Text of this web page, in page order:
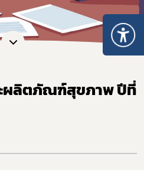
ผลิตภัณฑ์สุขภาพ ปีที่